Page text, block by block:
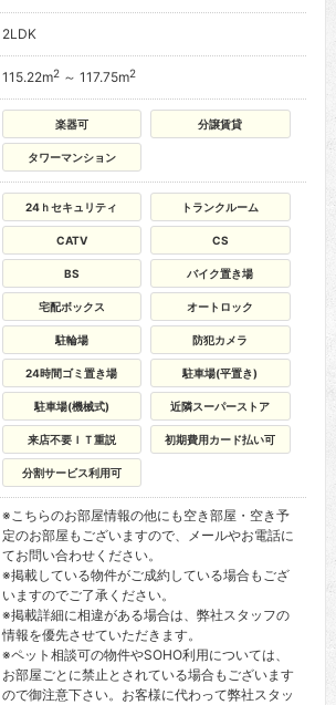
2LDK
115.22m2～ 117.75m2
楽器可 分譲賃貸
タワーマンション
24ｈセキュリティ トランクルーム
CATV CS
BS バイク置き場
宅配ボックス オートロック
駐輪場 防犯カメラ
24時間ゴミ置き場 駐車場(平置き)
駐車場(機械式) 近隣スーパーストア
来店不要ＩＴ重説 初期費用カード払い可
分割サービス利用可
※こちらのお部屋情報の他にも空き部屋・空き予
定のお部屋もございますので、メールやお電話に
てお問い合わせください。
※掲載している物件がご成約している場合もござ
いますのでご了承ください。
※掲載詳細に相違がある場合は、弊社スタッフの
情報を優先させていただきます。
※ペット相談可の物件やSOHO利用については、
お部屋ごとに禁止とされている場合もございます
ので御注意下さい。お客様に代わって弊社スタッ